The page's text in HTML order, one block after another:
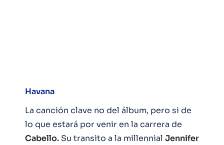
Havana
La canción clave no del álbum, pero si de
lo que estará por venir en la carrera de
Cabello. Su transito a la millennial Jennifer